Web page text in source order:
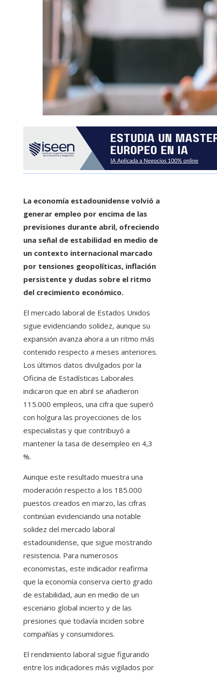
La economía estadounidense volvió a
generar empleo por encima de las
previsiones durante abril, ofreciendo
una señal de estabilidad en medio de
un contexto internacional marcado
por tensiones geopolíticas, inflación
persistente y dudas sobre el ritmo
del crecimiento económico.
El mercado laboral de Estados Unidos
sigue evidenciando solidez, aunque su
expansión avanza ahora a un ritmo más
contenido respecto a meses anteriores.
Los últimos datos divulgados por la
Oficina de Estadísticas Laborales
indicaron que en abril se añadieron
115.000 empleos, una cifra que superó
con holgura las proyecciones de los
especialistas y que contribuyó a
mantener la tasa de desempleo en 4,3
%.
Aunque este resultado muestra una
moderación respecto a los 185.000
puestos creados en marzo, las cifras
continúan evidenciando una notable
solidez del mercado laboral
estadounidense, que sigue mostrando
resistencia. Para numerosos
economistas, este indicador reafirma
que la economía conserva cierto grado
de estabilidad, aun en medio de un
escenario global incierto y de las
presiones que todavía inciden sobre
compañías y consumidores.
El rendimiento laboral sigue figurando
entre los indicadores más vigilados por